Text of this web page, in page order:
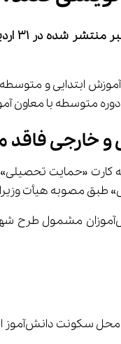
منتشر شده در 31
طبق مصوبه هیأت
در این دستورالعمل تاکید